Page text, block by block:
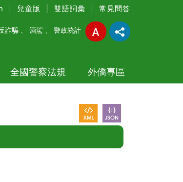
兒童版 雙語詞彙 常見問答
詐騙 酒駕 警政統計
全國警察法規 外僑專區